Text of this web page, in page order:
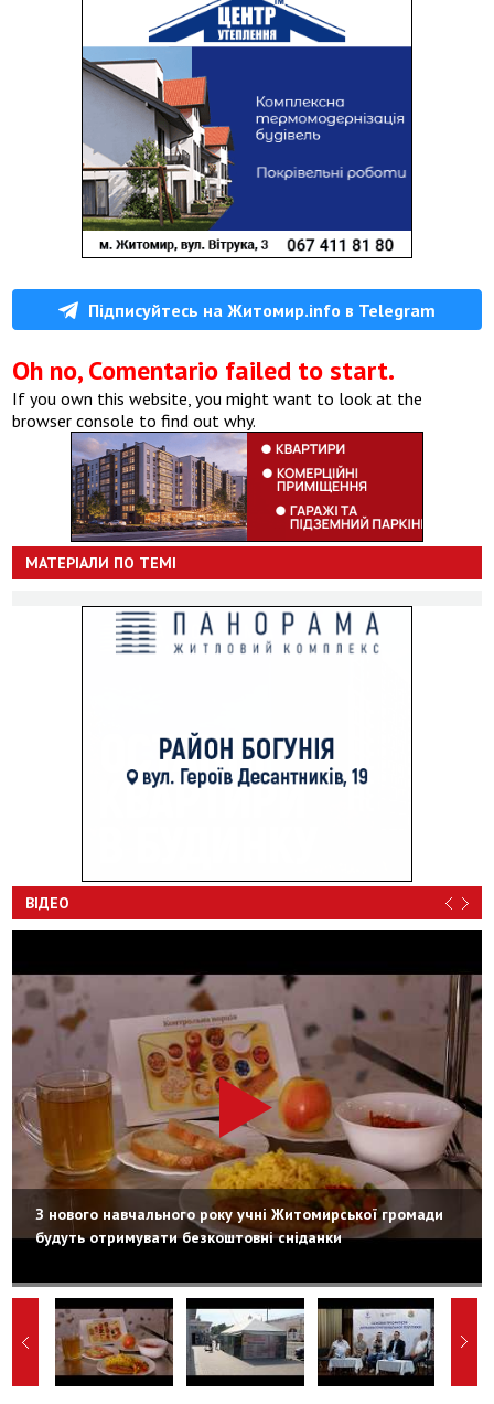
Підписуйтесь на Житомир.info в Telegram
Oh no, Comentario failed to start.
If you own this website, you might want to look at the
browser console to find out why.
МАТЕРІАЛИ ПО ТЕМІ
ВІДЕО
З нового навчального року учні Житомирської громади
будуть отримувати безкоштовні сніданки